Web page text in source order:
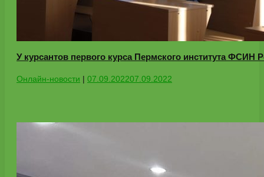
У курсантов первого курса Пермского института
Онлайн-новости | 07.09.202207.09.2022